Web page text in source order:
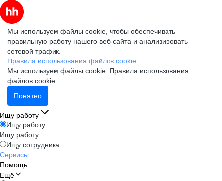
Мы используем файлы cookie, чтобы обеспечивать
правильную работу нашего веб-сайта и анализировать
сетевой трафик.
Правила использования файлов cookie
Мы используем файлы cookie. Правила использования
файлов cookie
Понятно
Ищу работу
Ищу работу
Ищу работу
Ищу сотрудника
Сервисы
Помощь
Ещё